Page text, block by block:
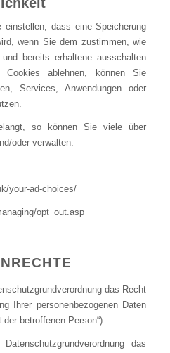
einstellen, dass eine Speicherung
wenn Sie dem zustimmen, wie
bereits erhaltene ausschalten
ablehnen, können Sie
Services, Anwendungen oder
so können Sie viele über
oder verwalten:
your-ad-choices/
opt_out.asp
das Recht
Ihrer personenbezogenen Daten
betroffenen Person“).
das